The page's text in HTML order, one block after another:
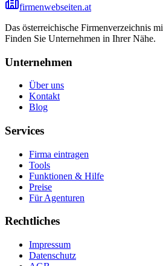
firmenwebseiten.at
Das österreichische Firmenverzeichnis
Finden Sie Unternehmen in Ihrer Nähe.
Unternehmen
Über uns
Kontakt
Blog
Services
Firma eintragen
Tools
Funktionen & Hilfe
Preise
Für Agenturen
Rechtliches
Impressum
Datenschutz